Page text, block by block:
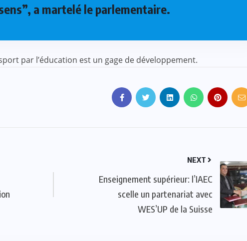
a martelé le parlementaire.
par l’éducation est un gage de développement.
NEXT
Enseignement supérieur: l’IAEC
scelle un partenariat avec
WES’UP de la Suisse
4e édition du prix PADRE : que de
la satisfaction !
JUIL 07, 2024